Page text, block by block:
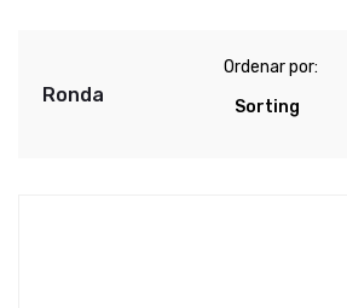
Ronda
Ordenar por: